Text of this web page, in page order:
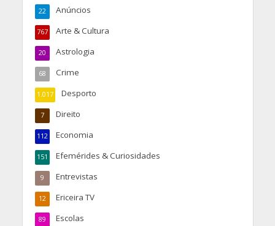
Anúncios
22
Arte & Cultura
767
Astrologia
20
Crime
68
Desporto
1.017
Direito
7
Economia
112
Efemérides & Curiosidades
151
Entrevistas
9
Ericeira TV
12
Escolas
89